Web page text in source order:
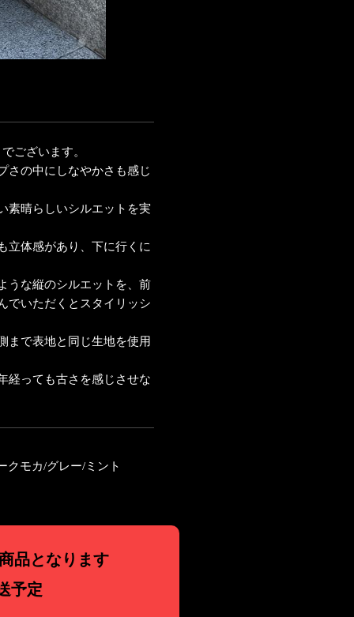
ございます。
さの中にしなやかさも感じ
素晴らしいシルエットを実
立体感があり、下に行くに
うな縦のシルエットを、前
でいただくとスタイリッシ
まで表地と同じ生地を使用
経っても古さを感じさせな
クモカ/グレー/ミント
品となります
予定